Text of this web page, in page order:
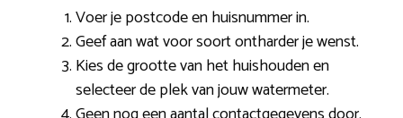
Voer je postcode en huisnummer in.
Geef aan wat voor soort ontharder je wenst.
Kies de grootte van het huishouden en
selecteer de plek van jouw watermeter.